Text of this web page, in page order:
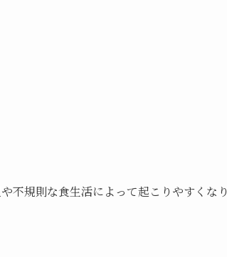
不規則な食生活によって起こりやすくなり